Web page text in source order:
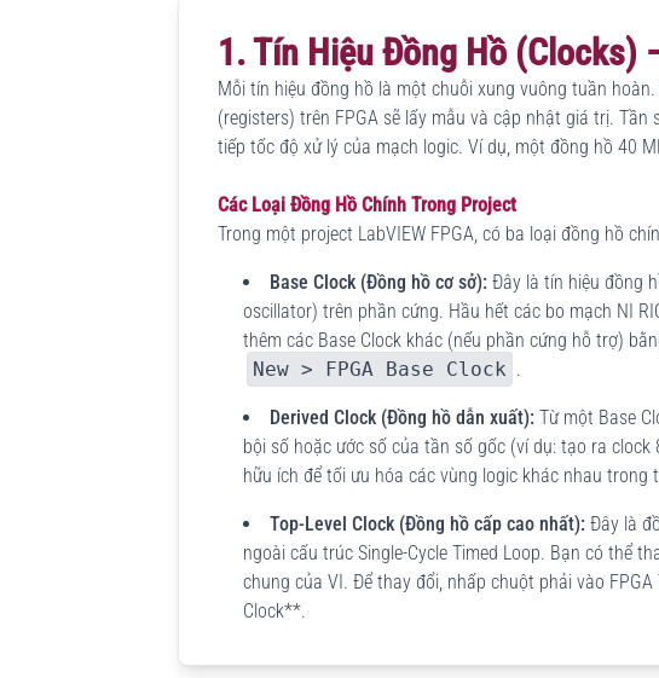
1. Tín Hiệu Đồng Hồ (Clocks)
Mỗi tín hiệu đồng hồ là một chuỗi xung vuông tuần
(registers) trên FPGA sẽ lấy mẫu và cập nhật giá trị.
tiếp tốc độ xử lý của mạch logic. Ví dụ, một đồng hồ 40
Các Loại Đồng Hồ Chính Trong Project
Trong một project LabVIEW FPGA, có ba loại đồng hồ
Base Clock (Đồng hồ cơ sở): Đây là tín hiệu đồng
oscillator) trên phần cứng. Hầu hết các bo mạch NI
thêm các Base Clock khác (nếu phần cứng hỗ trợ)
New > FPGA Base Clock .
Derived Clock (Đồng hồ dẫn xuất): Từ một Base
bội số hoặc ước số của tần số gốc (ví dụ: tạo ra
hữu ích để tối ưu hóa các vùng logic khác nhau trong
Top-Level Clock (Đồng hồ cấp cao nhất): Đây là
ngoài cấu trúc Single-Cycle Timed Loop. Bạn có thể
chung của VI. Để thay đổi, nhấp chuột phải vào
Clock**.